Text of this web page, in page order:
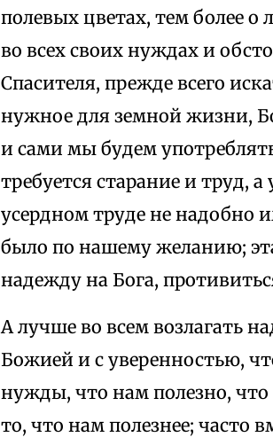
полевых цветах, тем более о
во всех своих нуждах и
Спасителя, прежде всего
нужное для земной жизни,
и сами мы будем
требуется старание и труд,
усердном труде не надобно
было по нашему желанию;
надежду на Бога,
А лучше во всем возлагать
Божией и с уверенностью,
нужды, что нам полезно, что
то, что нам полезнее; часто